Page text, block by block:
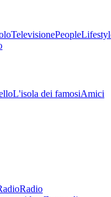
TelevisionePeople
L'isola dei famosiAmici
Radio